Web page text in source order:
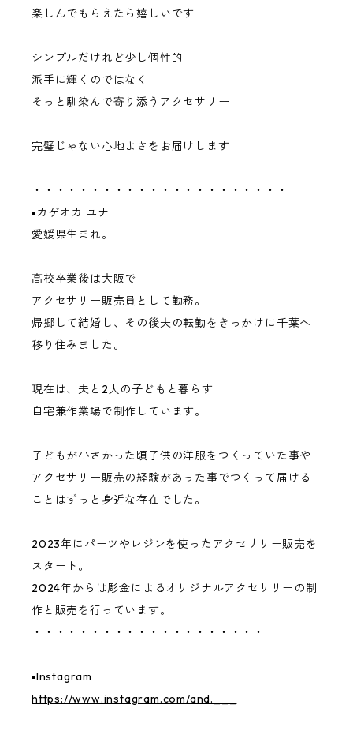
楽しんでもらえたら嬉しいです
シンプルだけれど少し個性的
派手に輝くのではなく
そっと馴染んで寄り添うアクセサリー
完璧じゃない心地よさをお届けします
・・・・・・・・・・・・・・・・・・・・・・
▪︎カゲオカ ユナ
愛媛県生まれ。
高校卒業後は大阪で
アクセサリー販売員として勤務。
帰郷して結婚し、その後夫の転勤をきっかけに千葉へ
移り住みました。
現在は、夫と2人の子どもと暮らす
自宅兼作業場で制作しています。
子どもが小さかった頃子供の洋服をつくっていた事や
アクセサリー販売の経験があった事でつくって届ける
ことはずっと身近な存在でした。
2023年にパーツやレジンを使ったアクセサリー販売を
スタート。
2024年からは彫金によるオリジナルアクセサリーの制
作と販売を行っています。
・・・・・・・・・・・・・・・・・・・・
▪︎Instagram
https://www.instagram.com/and.___